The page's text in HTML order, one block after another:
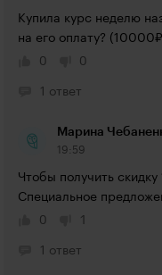
Купила курс неделю
на его оплату?
0
0
1 ответ
Марина
19:59
Чтобы получить
Специальное
0
1
1 ответ